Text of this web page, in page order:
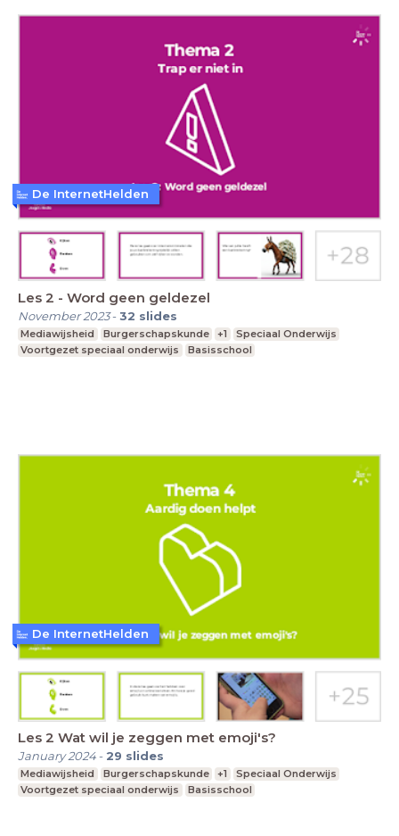
Les 2 - Word geen geldezel
November 2023-32 slides
Mediawijsheid Burgerschapskunde +1
Speciaal Onderwijs
Voortgezet speciaal onderwijs
Basisschool
De InternetHelden
Les 2 Wat wil je zeggen met emoji's?
January 2024- 29 slides
Mediawijsheid Burgerschapskunde +1
Speciaal Onderwijs
Voortgezet speciaal onderwijs
Basisschool
De InternetHelden